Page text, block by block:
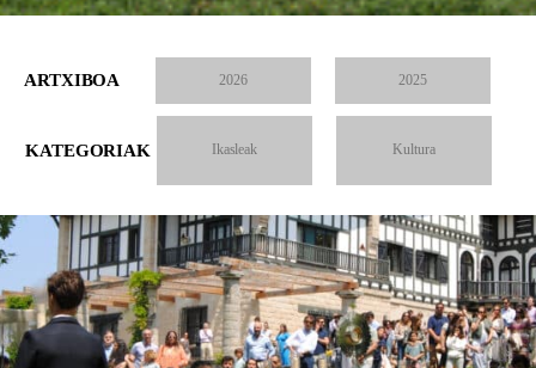
ARTXIBOA 2026 2025
KATEGORIAK Ikasleak Kultura